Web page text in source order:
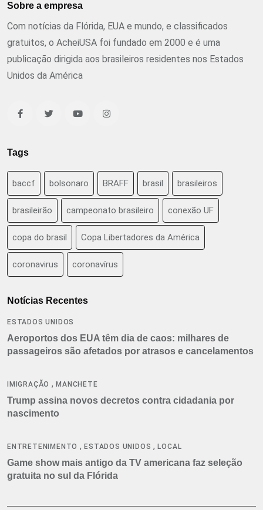
Sobre a empresa
Com notícias da Flórida, EUA e mundo, e classificados
gratuitos, o AcheiUSA foi fundado em 2000 e é uma
publicação dirigida aos brasileiros residentes nos Estados
Unidos da América
Tags
baccf bolsonaro BRAFF brasil brasileiros
brasileirão campeonato brasileiro conexão UF
copa do brasil Copa Libertadores da América
coronavirus coronavírus
Notícias Recentes
ESTADOS UNIDOS
Aeroportos dos EUA têm dia de caos: milhares de
passageiros são afetados por atrasos e cancelamentos
IMIGRAÇÃO ,MANCHETE
Trump assina novos decretos contra cidadania por
nascimento
ENTRETENIMENTO ,ESTADOS UNIDOS ,LOCAL
Game show mais antigo da TV americana faz seleção
gratuita no sul da Flórida